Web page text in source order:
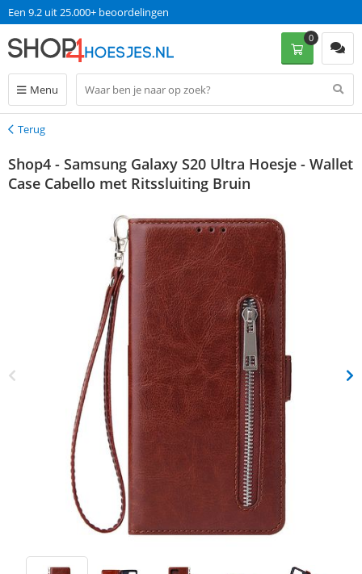
Een 9.2 uit 25.000+ beoordelingen
Menu
0
Terug
Terug
Shop4 - Samsung Galaxy S20 Ultra Hoesje - Wallet
Case Cabello met Ritssluiting Bruin